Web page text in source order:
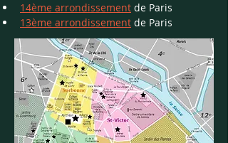
14ème arrondissement de Paris
13ème arrondissement de Paris